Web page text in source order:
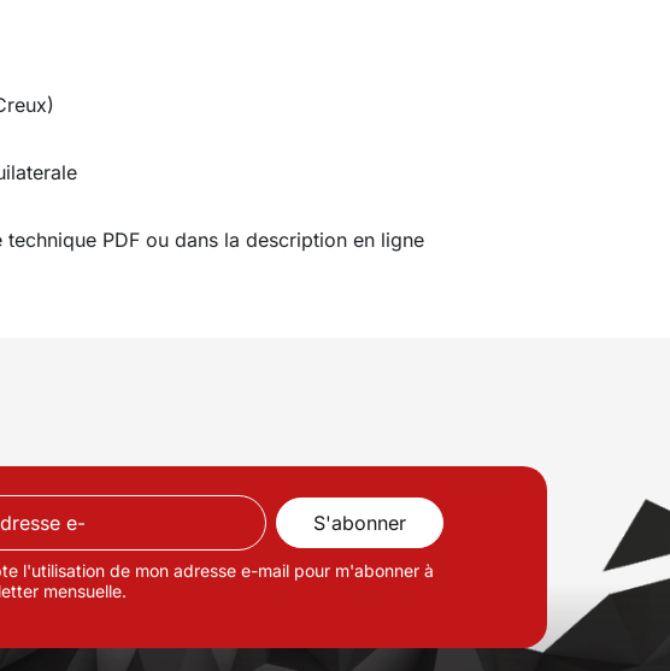
PDF ou dans la description en ligne
l'utilisation de mon adresse e-mail pour m'abonner à
mensuelle.